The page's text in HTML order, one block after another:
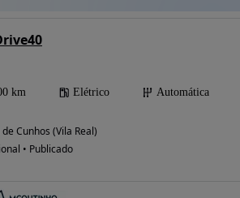
km Elétrico Automática
Cunhos (Vila Real)
• Publicado